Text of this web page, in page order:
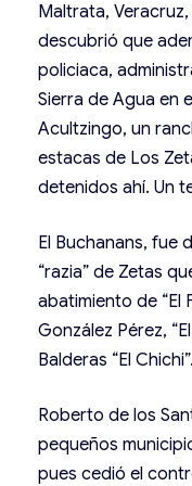
Maltrata,
descubrió que
policiaca,
Sierra de Agua en
Acultzingo, un
estacas de Los
detenidos ahí. Un
El Buchanans, fue
“razia” de Zetas
abatimiento de “El
González Pérez,
Balderas “El Chichi”.
Roberto de los
pequeños
pues cedió el